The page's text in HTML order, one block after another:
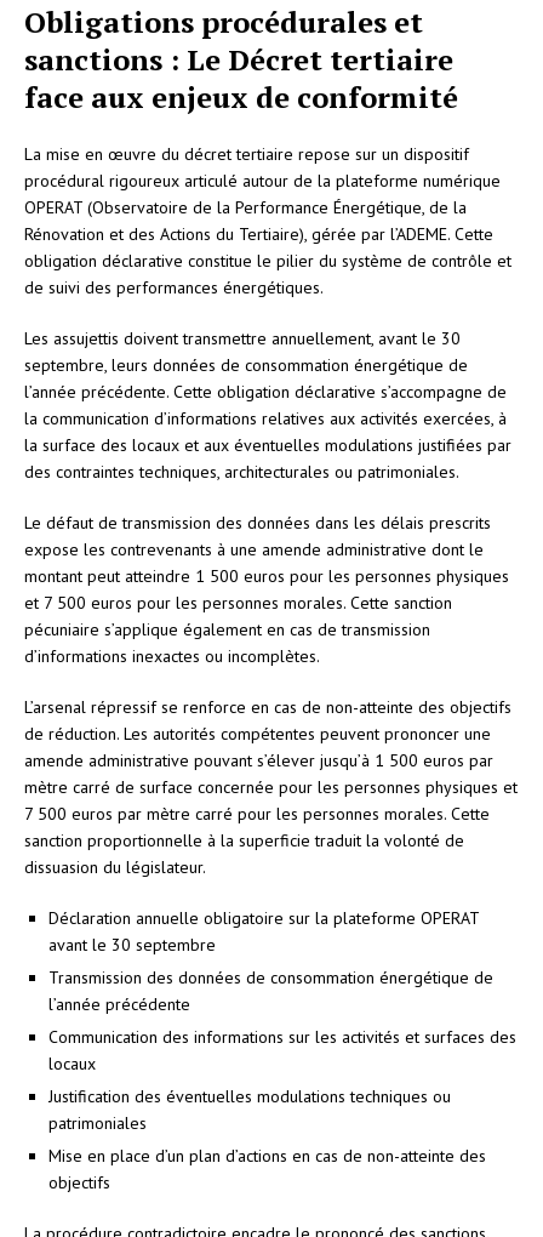
Obligations procédurales et
sanctions : Le Décret tertiaire
face aux enjeux de conformité
La mise en œuvre du décret tertiaire repose sur un dispositif
procédural rigoureux articulé autour de la plateforme numérique
OPERAT (Observatoire de la Performance Énergétique, de la
Rénovation et des Actions du Tertiaire), gérée par l’ADEME. Cette
obligation déclarative constitue le pilier du système de contrôle et
de suivi des performances énergétiques.
Les assujettis doivent transmettre annuellement, avant le 30
septembre, leurs données de consommation énergétique de
l’année précédente. Cette obligation déclarative s’accompagne de
la communication d’informations relatives aux activités exercées, à
la surface des locaux et aux éventuelles modulations justifiées par
des contraintes techniques, architecturales ou patrimoniales.
Le défaut de transmission des données dans les délais prescrits
expose les contrevenants à une amende administrative dont le
montant peut atteindre 1 500 euros pour les personnes physiques
et 7 500 euros pour les personnes morales. Cette sanction
pécuniaire s’applique également en cas de transmission
d’informations inexactes ou incomplètes.
L’arsenal répressif se renforce en cas de non-atteinte des objectifs
de réduction. Les autorités compétentes peuvent prononcer une
amende administrative pouvant s’élever jusqu’à 1 500 euros par
mètre carré de surface concernée pour les personnes physiques et
7 500 euros par mètre carré pour les personnes morales. Cette
sanction proportionnelle à la superficie traduit la volonté de
dissuasion du législateur.
Déclaration annuelle obligatoire sur la plateforme OPERAT
avant le 30 septembre
Transmission des données de consommation énergétique de
l’année précédente
Communication des informations sur les activités et surfaces des
locaux
Justification des éventuelles modulations techniques ou
patrimoniales
Mise en place d’un plan d’actions en cas de non-atteinte des
objectifs